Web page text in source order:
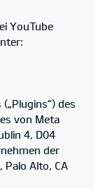
YouTube
des
von Meta
4, D04
der
Palo Alto, CA